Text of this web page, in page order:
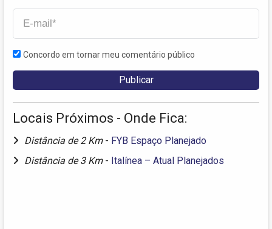
Concordo em tornar meu comentário público
Locais Próximos - Onde Fica:
Distância de 2 Km - FYB Espaço Planejado
Distância de 3 Km - Italínea – Atual Planejados